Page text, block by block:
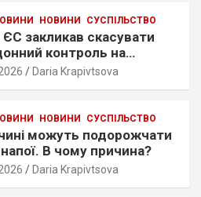
НОВИНИ СУСПІЛЬСТВО
ЄС закликав скасувати
контроль на
Німеччини
Daria Krapivtsova
НОВИНИ СУСПІЛЬСТВО
можуть подорожчати
В чому причина?
Daria Krapivtsova